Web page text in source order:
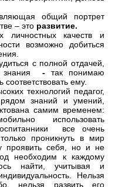
общий портрет
– это развитие.
личностных качеств и
возможно добиться
с полной отдачей,
знания -так понимаю
ему.
технологий педагог,
знаний и умений,
самим временем:
использовать
все очень
проникнуть в мир
проявить себя, но и не
необходим к каждому
найти, учитывая и
Нельзя
нельзя развить его